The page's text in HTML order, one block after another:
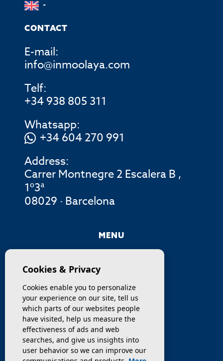
CONTACT
E-mail:
info@inmoolaya.com
Telf:
+34 938 805 311
Whatsapp:
+34 604 270 991
Address:
Carrer Montnegre 2 Escalera B ,
1º3ª
08029 · Barcelona
MENU
PROPERTIES
SERVICES
SELL / TRANSFER
NEWS
Cookies & Privacy
Cookies enable you to personalize
your experience on our site, tell us
which parts of our websites people
have visited, help us measure the
effectiveness of ads and web
searches, and give us insights into
user behavior so we can improve our